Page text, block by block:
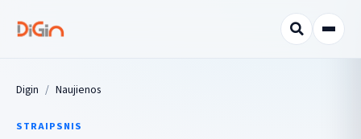
Digin Naujienos
STRAIPSNIS